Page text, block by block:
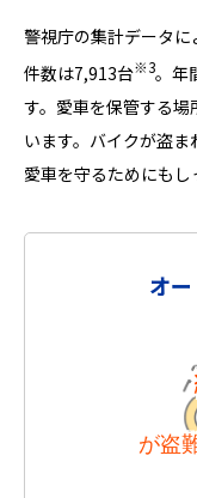
警視庁の集計データ
件数は7,913台※3。年
す。愛車を保管する
います。バイクが盗
愛車を守るためにもし
オ
が盗